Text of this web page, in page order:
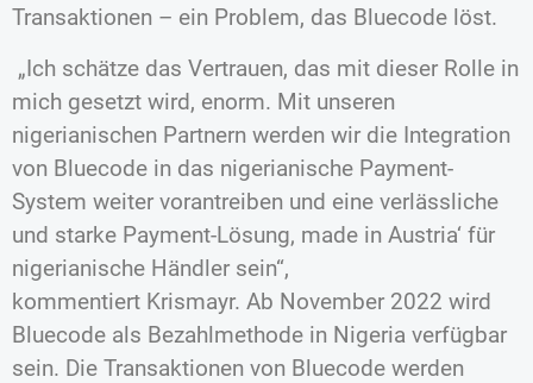
Transaktionen – ein Problem, das Bluecode löst.
„Ich schätze das Vertrauen, das mit dieser Rolle in
mich gesetzt wird, enorm. Mit unseren
nigerianischen Partnern werden wir die Integration
von Bluecode in das nigerianische Payment-
System weiter vorantreiben und eine verlässliche
und starke Payment-Lösung‚ made in Austria‘ für
nigerianische Händler sein“,
kommentiert Krismayr. Ab November 2022 wird
Bluecode als Bezahlmethode in Nigeria verfügbar
sein. Die Transaktionen von Bluecode werden